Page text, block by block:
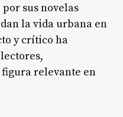
sus novelas
la vida urbana en
y crítico ha
relevante en